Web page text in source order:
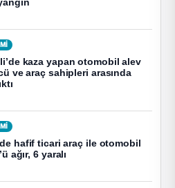
kaza yapan otomobil alev
ve araç sahipleri arasında
hafif ticari araç ile otomobil
ağır, 6 yaralı